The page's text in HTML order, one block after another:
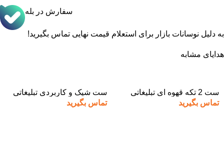
سفارش در بله
به دلیل نوسانات بازار برای استعلام قیمت نهایی تماس بگیرید!
هدایای مشابه
ست 2 تکه قهوه ای تبلیغاتی
تماس بگیرید
ست شیک و کاربردی تبلیغاتی
تماس بگیرید